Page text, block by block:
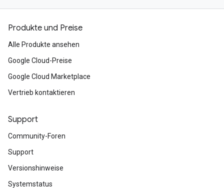
Produkte und Preise
Alle Produkte ansehen
Google Cloud-Preise
Google Cloud Marketplace
Vertrieb kontaktieren
Support
Community-Foren
Support
Versionshinweise
Systemstatus